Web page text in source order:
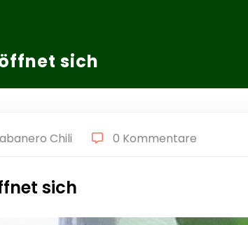
sich
Chili 0 Kommentare
sich